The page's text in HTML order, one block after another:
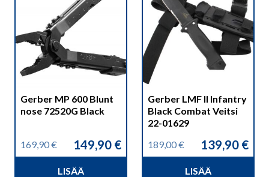
Gerber MP 600 Blunt
nose 72520G Black
169,90€
Alkuperäinen
hinta
149,90 €
Nykyinen
hinta
LISÄÄ
Gerber LMF II Infantry
Black Combat Veitsi
22-01629
189,00€
Alkuperäinen
hinta
139,90 €
Nykyinen
hinta
LISÄÄ